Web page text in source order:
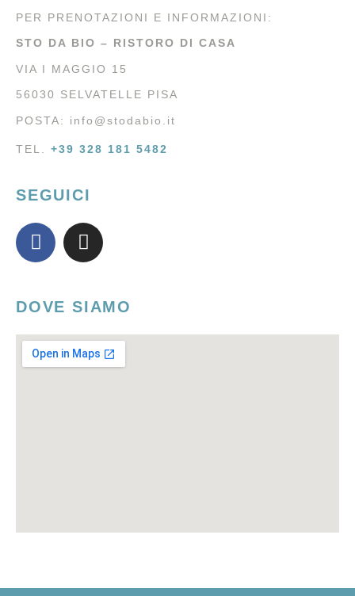
PER PRENOTAZIONI E INFORMAZIONI:
STO DA BIO – RISTORO DI CASA
VIA I MAGGIO 15
56030 SELVATELLE PISA
POSTA: info@stodabio.it
TEL. +39 328 181 5482
SEGUICI
DOVE SIAMO